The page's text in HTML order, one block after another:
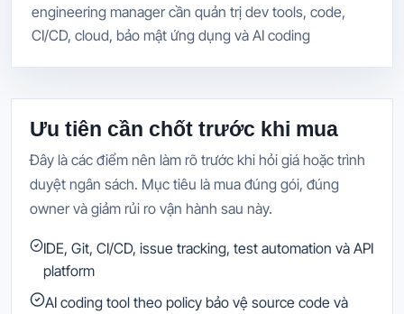
engineering manager cần quản trị dev tools, code,
CI/CD, cloud, bảo mật ứng dụng và AI coding
Ưu tiên cần chốt trước khi mua
Đây là các điểm nên làm rõ trước khi hỏi giá hoặc trình
duyệt ngân sách. Mục tiêu là mua đúng gói, đúng
owner và giảm rủi ro vận hành sau này.
IDE, Git, CI/CD, issue tracking, test automation và API
platform
AI coding tool theo policy bảo vệ source code và